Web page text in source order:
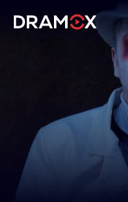
Зареєструватися